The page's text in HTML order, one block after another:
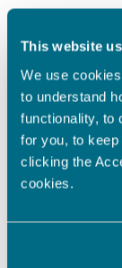
This website
We use
to understand
functionality, to
for you, to
clicking the
cookies.
keinoin
Ajatuksena on
toiminnallisesti
käytännön
on sopivassa